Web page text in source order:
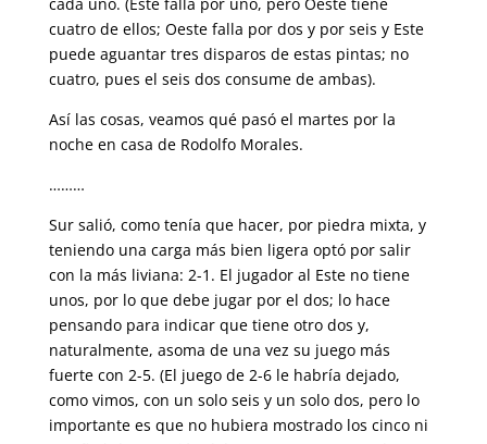
cuatro de ellos; Oeste falla por dos y por seis y Este
puede aguantar tres disparos de estas pintas; no
cuatro, pues el seis dos consume de ambas).
Así las cosas, veamos qué pasó el martes por la
noche en casa de Rodolfo Morales.
………
Sur salió, como tenía que hacer, por piedra mixta, y
teniendo una carga más bien ligera optó por salir
con la más liviana: 2-1. El jugador al Este no tiene
unos, por lo que debe jugar por el dos; lo hace
pensando para indicar que tiene otro dos y,
naturalmente, asoma de una vez su juego más
fuerte con 2-5. (El juego de 2-6 le habría dejado,
como vimos, con un solo seis y un solo dos, pero lo
importante es que no hubiera mostrado los cinco ni